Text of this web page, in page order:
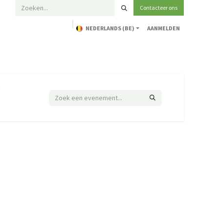
Contacteer ons
NEDERLANDS (BE) AANMELDEN